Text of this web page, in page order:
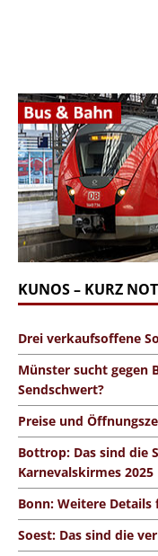
KUNOS – KURZ
Drei verkaufsoffene
Münster sucht gegen
Sendschwert?
Preise und
Bottrop: Das sind die
Karnevalskirmes 2025
Bonn: Weitere
Soest: Das sind die